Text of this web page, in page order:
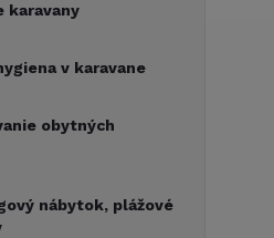
karavany
v karavane
obytných
nábytok, plážové